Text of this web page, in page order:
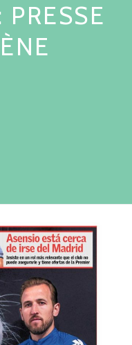
PRESSE